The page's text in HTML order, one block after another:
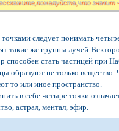
значит
следует понимать
такие же группы лучей-
способен стать частицей при
образуют не только вещество.
то или иное пространство.
в себе четыре точки
астрал, ментал, эфир.